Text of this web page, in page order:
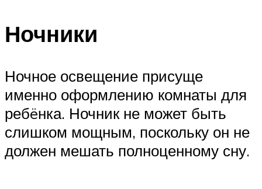
Ночники
Ночное освещение присуще
именно оформлению комнаты для
ребëнка. Ночник не может быть
слишком мощным, поскольку он не
должен мешать полноценному сну.